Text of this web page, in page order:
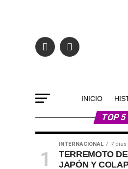
INICIO
TOP 5
INTERNACIONAL 7 días
TERREMOTO
JAPÓN Y